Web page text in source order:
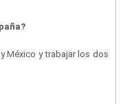
México y trabajar los dos